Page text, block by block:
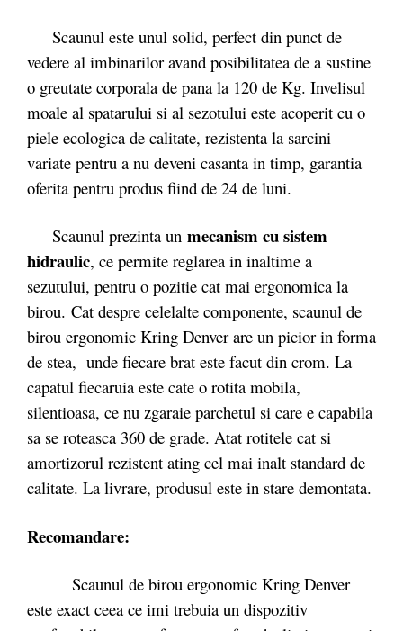
Scaunul este unul solid, perfect din punct de
vedere al imbinarilor avand posibilitatea de a sustine
o greutate corporala de pana la 120 de Kg. Invelisul
moale al spatarului si al sezotului este acoperit cu o
piele ecologica de calitate, rezistenta la sarcini
variate pentru a nu deveni casanta in timp, garantia
oferita pentru produs fiind de 24 de luni.
Scaunul prezinta un mecanism cu sistem
hidraulic, ce permite reglarea in inaltime a
sezutului, pentru o pozitie cat mai ergonomica la
birou. Cat despre celelalte componente, scaunul de
birou ergonomic Kring Denver are un picior in forma
de stea, unde fiecare brat este facut din crom. La
capatul fiecaruia este cate o rotita mobila,
silentioasa, ce nu zgaraie parchetul si care e capabila
sa se roteasca 360 de grade. Atat rotitele cat si
amortizorul rezistent ating cel mai inalt standard de
calitate. La livrare, produsul este in stare demontata.
Recomandare:
Scaunul de birou ergonomic Kring Denver
este exact ceea ce imi trebuia un dispozitiv